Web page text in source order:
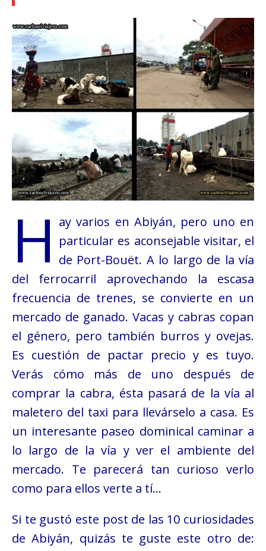
H ay varios en Abiyán, pero uno en
particular es aconsejable visitar, el
de Port-Bouët. A lo largo de la vía
del ferrocarril aprovechando la escasa
frecuencia de trenes, se convierte en un
mercado de ganado. Vacas y cabras copan
el género, pero también burros y ovejas.
Es cuestión de pactar precio y es tuyo.
Verás cómo más de uno después de
comprar la cabra, ésta pasará de la vía al
maletero del taxi para llevárselo a casa. Es
un interesante paseo dominical caminar a
lo largo de la vía y ver el ambiente del
mercado. Te parecerá tan curioso verlo
como para ellos verte a tí…
Si te gustó este post de las 10 curiosidades
de Abiyán, quizás te guste este otro de: